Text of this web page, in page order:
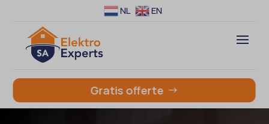
NL EN
Gratis offerte